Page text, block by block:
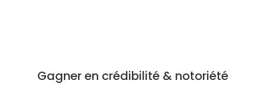
Gagner en crédibilité & notoriété